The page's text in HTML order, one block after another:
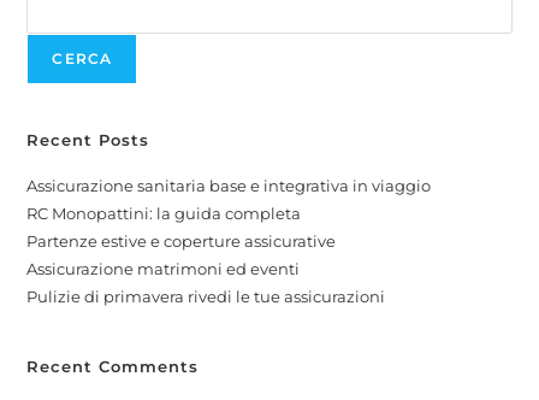
CERCA
Recent Posts
Assicurazione sanitaria base e integrativa in viaggio
RC Monopattini: la guida completa
Partenze estive e coperture assicurative
Assicurazione matrimoni ed eventi
Pulizie di primavera rivedi le tue assicurazioni
Recent Comments